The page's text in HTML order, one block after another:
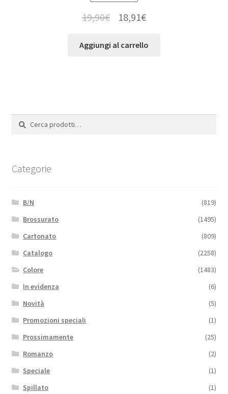
19,90€ 18,91€
Aggiungi al carrello
Cerca:
Cerca
Categorie
B/N
(819)
Brossurato
(1495)
Cartonato
(809)
Catalogo
(2258)
Colore
(1483)
In evidenza
(6)
Novità
(5)
Promozioni speciali
(1)
Prossimamente
(25)
Romanzo
(2)
Speciale
(1)
Spillato
(1)